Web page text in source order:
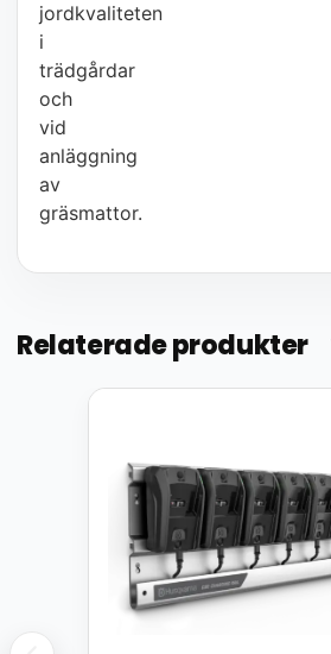
jordkvaliteten
i
trädgårdar
och
vid
anläggning
av
gräsmattor.
Relaterade produkter